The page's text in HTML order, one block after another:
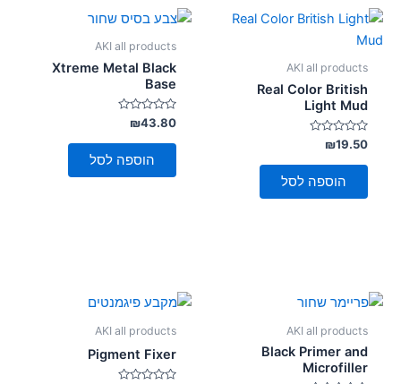
AKI all products
Real Color British
Light Mud
דורג
0
מתוך
₪19.50
הוספה לסל
AKI all products
Xtreme Metal Black
Base
דורג
0
מתוך
₪43.80
הוספה לסל
AKI all products
Black Primer and
Microfiller
AKI all products
Pigment Fixer